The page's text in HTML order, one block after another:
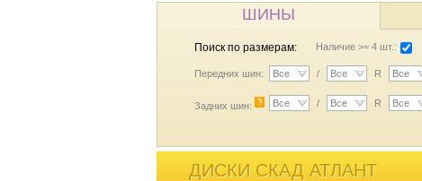
ШИНЫ
Поиск по размерам: Наличие >= 4 шт.:
Передних шин: Все / Все R Все
Задних шин: ? Все / Все R Все
ДИСКИ СКАД АТЛАНТ